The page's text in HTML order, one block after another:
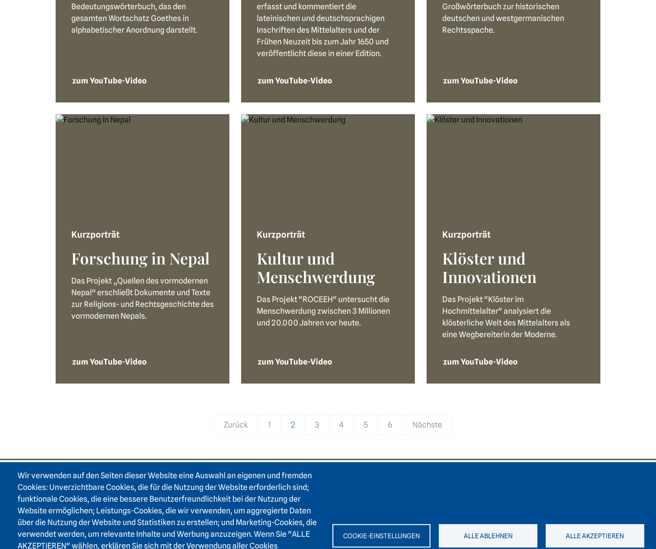
Wir verwenden auf den Seiten dieser Website eine Auswahl an eigenen und fremden
Cookies: Unverzichtbare Cookies, die für die Nutzung der Website erforderlich sind;
funktionale Cookies, die eine bessere Benutzerfreundlichkeit bei der Nutzung der
Website ermöglichen; Leistungs-Cookies, die wir verwenden, um aggregierte Daten
über die Nutzung der Website und Statistiken zu erstellen; und Marketing-Cookies, die
verwendet werden, um relevante Inhalte und Werbung anzuzeigen. Wenn Sie "ALLE
AKZEPTIEREN" wählen, erklären Sie sich mit der Verwendung aller Cookies
COOKIE-EINSTELLUNGEN ALLE ABLEHNEN ALLE AKZEPTIEREN
Bedeutungswörterbuch, das den
gesamten Wortschatz Goethes in
alphabetischer Anordnung darstellt.
zum YouTube-Video
erfasst und kommentiert die
lateinischen und deutschsprachigen
Inschriften des Mittelalters und der
Frühen Neuzeit bis zum Jahr 1650 und
veröffentlicht diese in einer Edition.
zum YouTube-Video
Großwörterbuch zur historischen
deutschen und westgermanischen
Rechtsspache.
zum YouTube-Video
Kurzporträt
Forschung in Nepal
Das Projekt „Quellen des vormodernen
Nepal“ erschließt Dokumente und Texte
zur Religions- und Rechtsgeschichte des
vormodernen Nepals.
zum YouTube-Video
Kurzporträt
Kultur und
Menschwerdung
Das Projekt "ROCEEH" untersucht die
Menschwerdung zwischen 3 Millionen
und 20.000 Jahren vor heute.
zum YouTube-Video
Kurzporträt
Klöster und
Innovationen
Das Projekt "Klöster im
Hochmittelalter" analysiert die
klösterliche Welt des Mittelalters als
eine Wegbereiterin der Moderne.
zum YouTube-Video
Zurück 1 2 3 4 5 6 Nächste
Footer area one Footer area two
Login Intranet
Presse
Förderverein
Kontakt
Barrierefreiheit
+49 6221 / 54 32 65